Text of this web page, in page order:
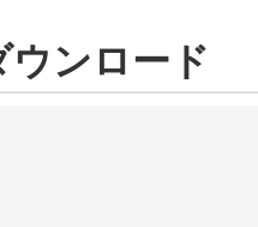
ンロード